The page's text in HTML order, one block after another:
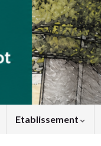
Etablissement